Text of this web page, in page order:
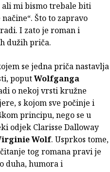
ali mi bismo trebale biti
Što to zapravo
I zato je roman i
dužih priča.
se jedna priča nastavlja
poputWolfganga
o nekoj vrsti kružne
s kojom sve počinje i
principu, nego se u
odjek Clarisse Dalloway
Wolf. Usprkos tome,
tog romana pravi je
duha, humora i